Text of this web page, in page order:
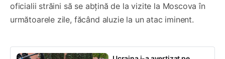
oficialii străini să se abțină de la vizite la Moscova în
următoarele zile, făcând aluzie la un atac iminent.